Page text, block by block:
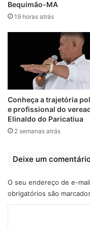
Bequimão-MA
19 horas atrás
Conheça a trajetória
e profissional do
Elinaldo do Paricatiua
2 semanas atrás
Deixe um
O seu endereço de e-
obrigatórios são